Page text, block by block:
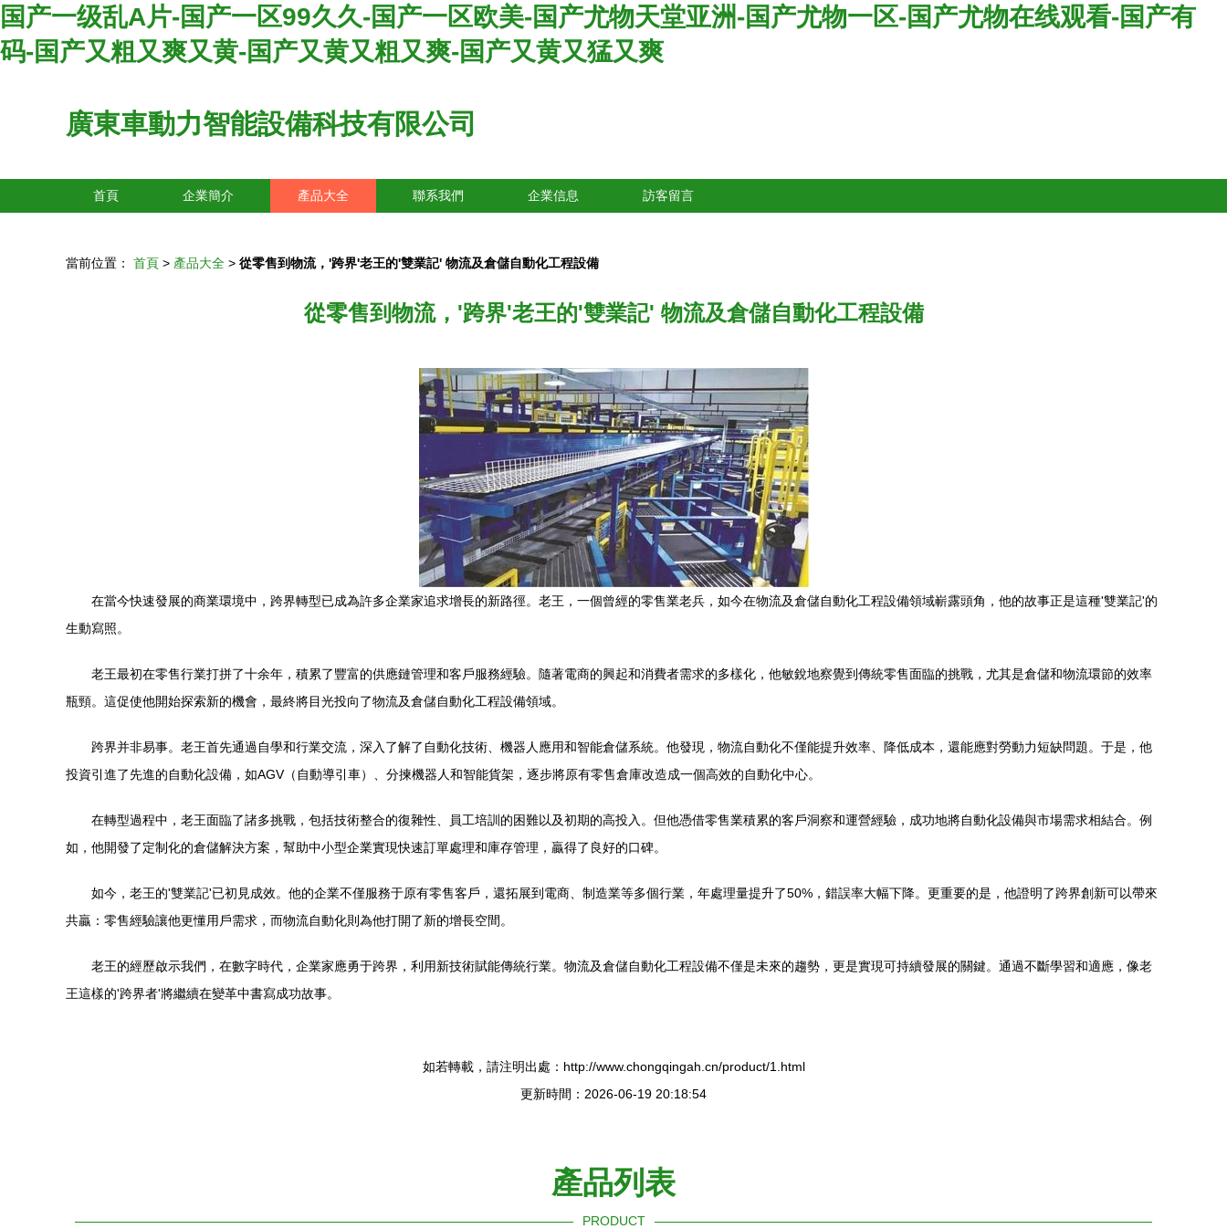
国产一级乱A片-国产一区99久久-国产一区欧美-国产尤物天堂亚洲-国产尤物一区-国产尤物在线观看-国产有
码-国产又粗又爽又黄-国产又黄又粗又爽-国产又黄又猛又爽
廣東車動力智能設備科技有限公司
首頁 企業簡介 產品大全 聯系我們 企業信息 訪客留言
當前位置： 首頁 > 產品大全 > 從零售到物流，'跨界'老王的'雙業記' 物流及倉儲自動化工程設備
從零售到物流，'跨界'老王的'雙業記' 物流及倉儲自動化工程設備
在當今快速發展的商業環境中，跨界轉型已成為許多企業家追求增長的新路徑。老王，一個曾經的零售業老兵，如今在物流及倉儲自動化工程設備領域嶄露頭角，他的故事正是這種'雙業記'的
生動寫照。
老王最初在零售行業打拼了十余年，積累了豐富的供應鏈管理和客戶服務經驗。隨著電商的興起和消費者需求的多樣化，他敏銳地察覺到傳統零售面臨的挑戰，尤其是倉儲和物流環節的效率
瓶頸。這促使他開始探索新的機會，最終將目光投向了物流及倉儲自動化工程設備領域。
跨界并非易事。老王首先通過自學和行業交流，深入了解了自動化技術、機器人應用和智能倉儲系統。他發現，物流自動化不僅能提升效率、降低成本，還能應對勞動力短缺問題。于是，他
投資引進了先進的自動化設備，如AGV（自動導引車）、分揀機器人和智能貨架，逐步將原有零售倉庫改造成一個高效的自動化中心。
在轉型過程中，老王面臨了諸多挑戰，包括技術整合的復雜性、員工培訓的困難以及初期的高投入。但他憑借零售業積累的客戶洞察和運營經驗，成功地將自動化設備與市場需求相結合。例
如，他開發了定制化的倉儲解決方案，幫助中小型企業實現快速訂單處理和庫存管理，贏得了良好的口碑。
如今，老王的'雙業記'已初見成效。他的企業不僅服務于原有零售客戶，還拓展到電商、制造業等多個行業，年處理量提升了50%，錯誤率大幅下降。更重要的是，他證明了跨界創新可以帶來
共贏：零售經驗讓他更懂用戶需求，而物流自動化則為他打開了新的增長空間。
老王的經歷啟示我們，在數字時代，企業家應勇于跨界，利用新技術賦能傳統行業。物流及倉儲自動化工程設備不僅是未來的趨勢，更是實現可持續發展的關鍵。通過不斷學習和適應，像老
王這樣的'跨界者'將繼續在變革中書寫成功故事。
如若轉載，請注明出處：http://www.chongqingah.cn/product/1.html
更新時間：2026-06-19 20:18:54
產品列表
PRODUCT